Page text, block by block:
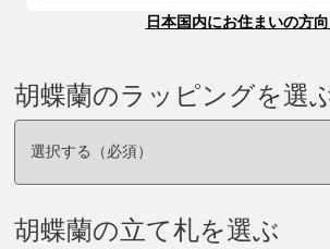
日本国内にお住まいの方
胡蝶蘭のラッピングを選
胡蝶蘭の立て札を選ぶ